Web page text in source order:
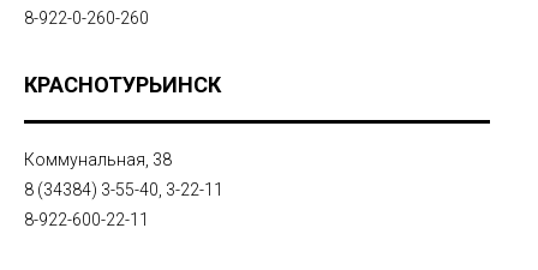
8-922-0-260-260
КРАСНОТУРЬИНСК
Коммунальная, 38
8 (34384) 3-55-40, 3-22-11
8-922-600-22-11